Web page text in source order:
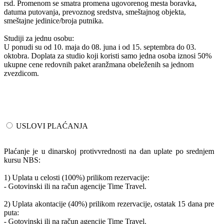
rsd. Promenom se smatra promena ugovorenog mesta boravka,
datuma putovanja, prevoznog sredstva, smeštajnog objekta,
smeštajne jedinice/broja putnika.
Studiji za jednu osobu:
U ponudi su od 10. maja do 08. juna i od 15. septembra do 03.
oktobra. Doplata za studio koji koristi samo jedna osoba iznosi 50%
ukupne cene redovnih paket aranžmana obeleženih sa jednom
zvezdicom.
USLOVI PLAĆANJA
Plaćanje je u dinarskoj protivvrednosti na dan uplate po srednjem
kursu NBS:
1) Uplata u celosti (100%) prilikom rezervacije:
- Gotovinski ili na račun agencije Time Travel.
2) Uplata akontacije (40%) prilikom rezervacije, ostatak 15 dana pre
puta:
- Gotovinski ili na račun agencije Time Travel.